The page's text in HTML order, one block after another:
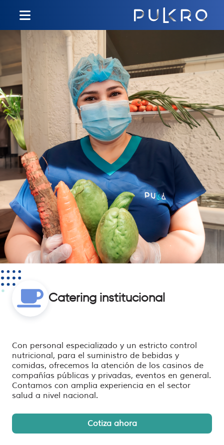
Inicio
Nuestros servicios
Únete al equipo
Responsabilidad social
Portafolio
PQRS
Línea ética
Catering institucional
Con personal especializado y un estricto control
nutricional, para el suministro de bebidas y
comidas, ofrecemos la atención de los casinos de
compañías públicas y privadas, eventos en general.
Contamos con amplia experiencia en el sector
salud a nivel nacional.
Cotiza ahora